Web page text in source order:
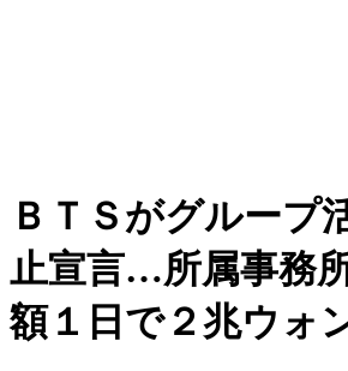
ＢＴＳがグループ
止宣言…所属事務
額１日で２兆ウォ